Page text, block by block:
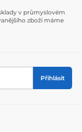
v průmyslovém
zboží máme
Přihlásit